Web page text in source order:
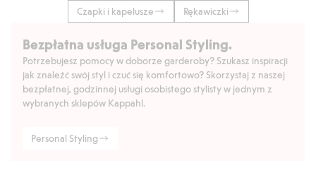
Czapki i kapelusze
Rękawiczki
Bezpłatna usługa Personal Styling.
Potrzebujesz pomocy w doborze garderoby? Szukasz inspiracji
jak znaleźć swój styl i czuć się komfortowo? Skorzystaj z naszej
bezpłatnej, godzinnej usługi osobistego stylisty w jednym z
wybranych sklepów Kappahl.
Personal Styling